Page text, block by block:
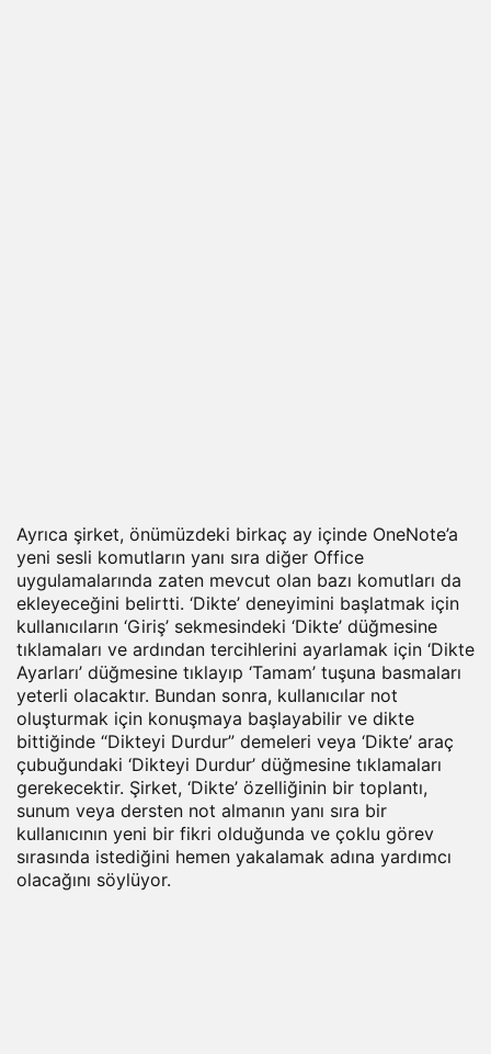
Ayrıca şirket, önümüzdeki birkaç ay içinde OneNote’a
yeni sesli komutların yanı sıra diğer Office
uygulamalarında zaten mevcut olan bazı komutları da
ekleyeceğini belirtti. ‘Dikte’ deneyimini başlatmak için
kullanıcıların ‘Giriş’ sekmesindeki ‘Dikte’ düğmesine
tıklamaları ve ardından tercihlerini ayarlamak için ‘Dikte
Ayarları’ düğmesine tıklayıp ‘Tamam’ tuşuna basmaları
yeterli olacaktır. Bundan sonra, kullanıcılar not
oluşturmak için konuşmaya başlayabilir ve dikte
bittiğinde “Dikteyi Durdur” demeleri veya ‘Dikte’ araç
çubuğundaki ‘Dikteyi Durdur’ düğmesine tıklamaları
gerekecektir. Şirket, ‘Dikte’ özelliğinin bir toplantı,
sunum veya dersten not almanın yanı sıra bir
kullanıcının yeni bir fikri olduğunda ve çoklu görev
sırasında istediğini hemen yakalamak adına yardımcı
olacağını söylüyor.